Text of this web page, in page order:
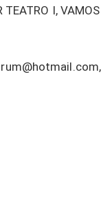
TEATRO I, VAMOS